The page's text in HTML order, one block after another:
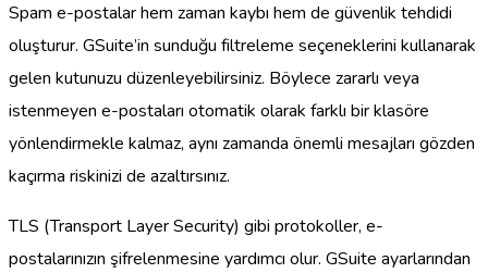
Spam e-postalar hem zaman kaybı hem de güvenlik tehdidi
oluşturur. GSuite’in sunduğu filtreleme seçeneklerini kullanarak
gelen kutunuzu düzenleyebilirsiniz. Böylece zararlı veya
istenmeyen e-postaları otomatik olarak farklı bir klasöre
yönlendirmekle kalmaz, aynı zamanda önemli mesajları gözden
kaçırma riskinizi de azaltırsınız.
TLS (Transport Layer Security) gibi protokoller, e-
postalarınızın şifrelenmesine yardımcı olur. GSuite ayarlarından